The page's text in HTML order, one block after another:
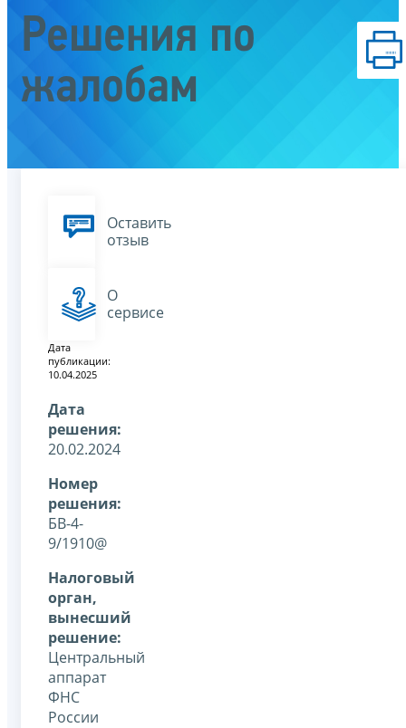
Решения по
жалобам
Оставить
отзыв
О
сервисе
Дата
публикации:
10.04.2025
Дата
решения:
20.02.2024
Номер
решения:
БВ-4-
9/1910@
Налоговый
орган,
вынесший
решение:
Центральный
аппарат
ФНС
России